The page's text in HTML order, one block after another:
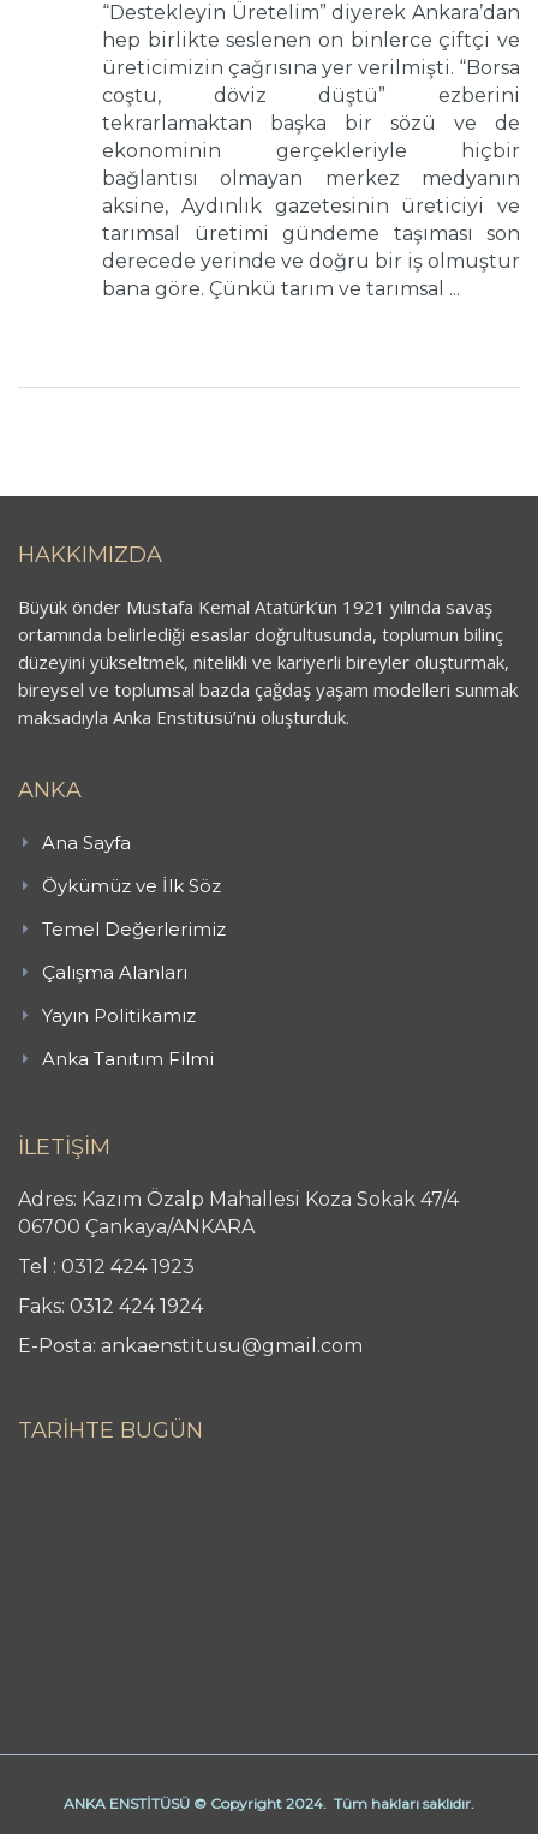
“Destekleyin Üretelim” diyerek Ankara’dan
hep birlikte seslenen on binlerce çiftçi ve
üreticimizin çağrısına yer verilmişti. “Borsa
coştu, döviz düştü” ezberini
tekrarlamaktan başka bir sözü ve de
ekonominin gerçekleriyle hiçbir
bağlantısı olmayan merkez medyanın
aksine, Aydınlık gazetesinin üreticiyi ve
tarımsal üretimi gündeme taşıması son
derecede yerinde ve doğru bir iş olmuştur
bana göre. Çünkü tarım ve tarımsal ...
HAKKIMIZDA
Büyük önder Mustafa Kemal Atatürk’ün 1921 yılında savaş
ortamında belirlediği esaslar doğrultusunda, toplumun bilinç
düzeyini yükseltmek, nitelikli ve kariyerli bireyler oluşturmak,
bireysel ve toplumsal bazda çağdaş yaşam modelleri sunmak
maksadıyla Anka Enstitüsü’nü oluşturduk.
ANKA
Ana Sayfa
Öykümüz ve İlk Söz
Temel Değerlerimiz
Çalışma Alanları
Yayın Politikamız
Anka Tanıtım Filmi
İLETİŞİM
Adres: Kazım Özalp Mahallesi Koza Sokak 47/4
06700 Çankaya/ANKARA
Tel : 0312 424 1923
Faks: 0312 424 1924
E-Posta: ankaenstitusu@gmail.com
TARİHTE BUGÜN
ANKA ENSTİTÜSÜ © Copyright 2024. Tüm hakları saklıdır.